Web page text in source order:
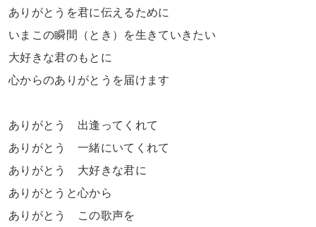
ありがとうを君に伝えるために
いまこの瞬間（とき）を生きていきたい
大好きな君のもとに
心からのありがとうを届けます
ありがとう 出逢ってくれて
ありがとう 一緒にいてくれて
ありがとう 大好きな君に
ありがとうと心から
ありがとう この歌声を